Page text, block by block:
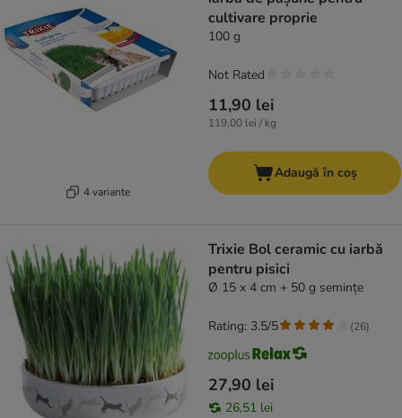
4 variante
cultivare proprie
100 g
11,90 lei
119,00 lei / kg
Not Rated
Adaugă în coș
Trixie Bol ceramic cu iarbă
pentru pisici
Ø 15 x 4 cm + 50 g semințe
27,90 lei
26,51 lei
Rating: 3.5/5 (26)